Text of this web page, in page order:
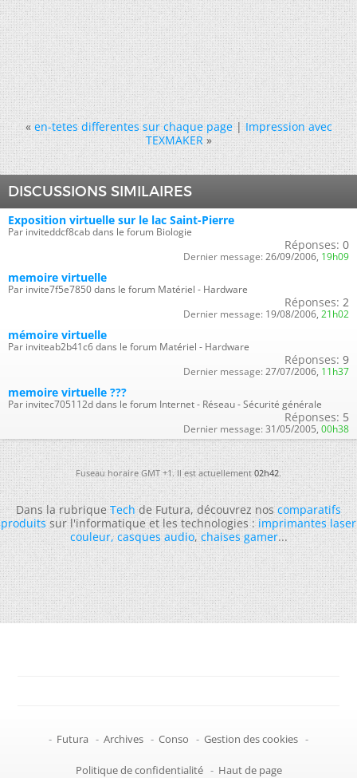
« en-tetes differentes sur chaque page|Impression avec
TEXMAKER »
DISCUSSIONS SIMILAIRES
Exposition virtuelle sur le lac Saint-Pierre
Par inviteddcf8cab dans le forum Biologie
Réponses: 0
Dernier message: 26/09/2006, 19h09
memoire virtuelle
Par invite7f5e7850 dans le forum Matériel - Hardware
Réponses: 2
Dernier message: 19/08/2006, 21h02
mémoire virtuelle
Par inviteab2b41c6 dans le forum Matériel - Hardware
Réponses: 9
Dernier message: 27/07/2006, 11h37
memoire virtuelle ???
Par invitec705112d dans le forum Internet - Réseau - Sécurité générale
Réponses: 5
Dernier message: 31/05/2005, 00h38
Fuseau horaire GMT +1. Il est actuellement02h42.
Dans la rubriqueTechde Futura, découvrez noscomparatifs
produitssur l'informatique et les technologies :imprimantes laser
couleur,casques audio,chaises gamer...
- Futura - Archives - Conso - Gestion des cookies -
Politique de confidentialité - Haut de page